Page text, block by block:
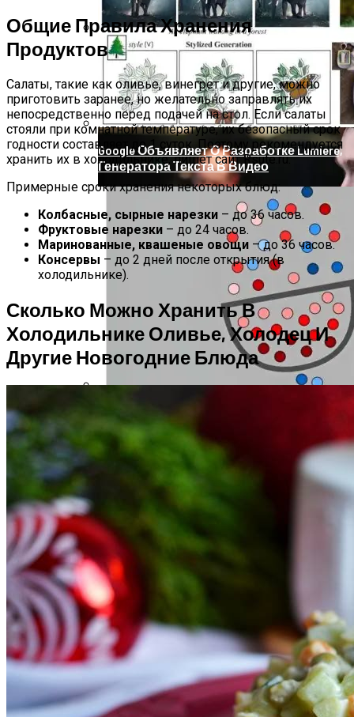
Продолжение Сериала «Счастливы
Вместе»: Когда Выйдет, Кто Из Актёров
Будет Играть, Как Сложилась Судьба
Артистов
Как Состояние Сына Михаила
Ефремова, Который Выпал Из Окна
Google Объявляет О Разработке Lumiere,
Генератора Текста В Видео
Ученые-Компьютерщики Изобрели
Простой Метод Ускорения Очистки
Общие Правила Хранения
Продуктов
Салаты, такие как оливье, винегрет и другие, можно
приготовить заранее, но желательно заправлять их
непосредственно перед подачей на стол. Если салаты
стояли при комнатной температуре, их безопасный срок
годности составляет до 1 суток. Поэтому рекомендуется
хранить их в холодильнике, пишет сайт Rsute.ru.
Примерные сроки хранения некоторых блюд:
Колбасные, сырные нарезки – до 36 часов.
Фруктовые нарезки – до 24 часов.
Маринованные, квашеные овощи – до 36 часов.
Консервы – до 2 дней после открытия (в
холодильнике).
Сколько Можно Хранить В
Холодильнике Оливье, Холодец И
Другие Новогодние Блюда